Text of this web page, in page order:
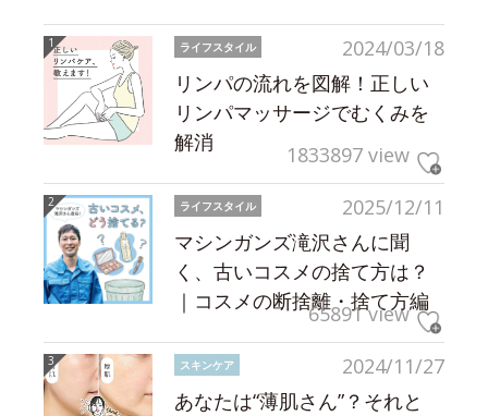
2024/03/18
ライフスタイル
リンパの流れを図解！正しい
リンパマッサージでむくみを
解消
1833897 view
2025/12/11
ライフスタイル
マシンガンズ滝沢さんに聞
く、古いコスメの捨て方は？
｜コスメの断捨離・捨て方編
65891 view
2024/11/27
スキンケア
あなたは“薄肌さん”？それと